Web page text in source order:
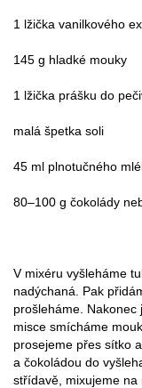
1 lžička vanilkového
145 g hladké mouky
1 lžička prášku do
malá špetka soli
45 ml plnotučného
80–100 g čokolády
V mixéru vyšleháme
nadýchaná. Pak
prošleháme. Nakonec
misce smícháme
prosejeme přes sítko
a čokoládou do
střídavě, mixujeme